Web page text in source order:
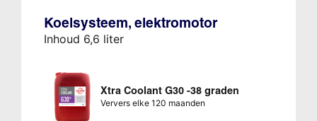
Koelsysteem, elektromotor
Inhoud 6,6 liter
Xtra Coolant G30 -38 graden
Ververs elke 120 maanden